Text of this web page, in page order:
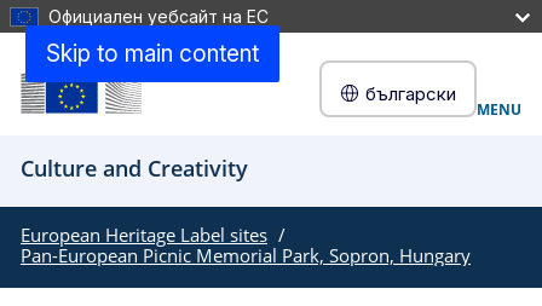
Skip to main content
Официален уебсайт на ЕС
български
MENU
Culture and Creativity
European Heritage Label sites
Pan-European Picnic Memorial Park, Sopron, Hungary